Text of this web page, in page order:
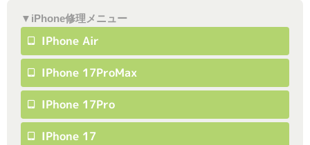
▼iPhone修理メニュー
IPhone Air
IPhone 17ProMax
IPhone 17Pro
IPhone 17